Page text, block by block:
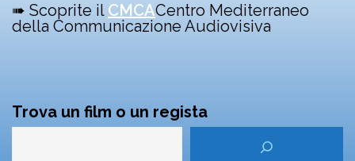
➠ Scoprite il CMCACentro Mediterraneo
della Communicazione Audiovisiva
Trova un film o un regista